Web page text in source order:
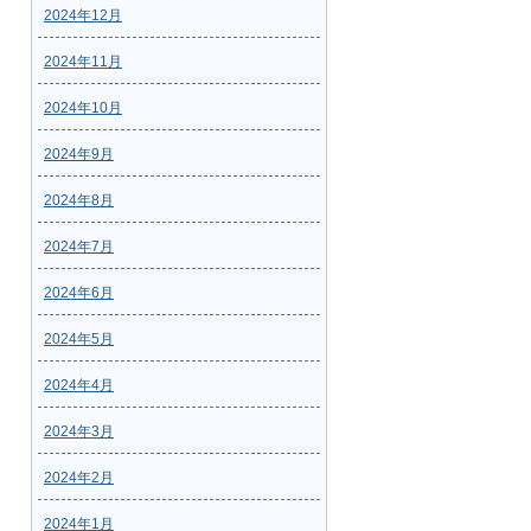
2024年12月
2024年11月
2024年10月
2024年9月
2024年8月
2024年7月
2024年6月
2024年5月
2024年4月
2024年3月
2024年2月
2024年1月